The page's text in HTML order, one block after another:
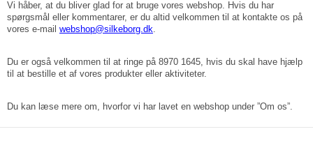
Vi håber, at du bliver glad for at bruge vores webshop. Hvis du har
spørgsmål eller kommentarer, er du altid velkommen til at kontakte os på
vores e-mail webshop@silkeborg.dk.
Du er også velkommen til at ringe på 8970 1645, hvis du skal have hjælp
til at bestille et af vores produkter eller aktiviteter.
Du kan læse mere om, hvorfor vi har lavet en webshop under ”Om os”.